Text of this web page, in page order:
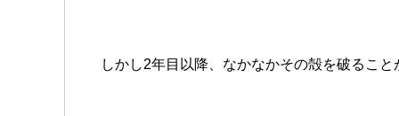
しかし2年目以降、なかなかその殻を破ること